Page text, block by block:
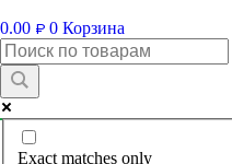
0.00 ₽ 0 Корзина
Exact matches only